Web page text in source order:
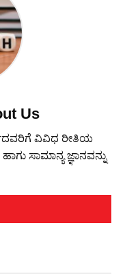
Us
ವಿವಿಧ ರೀತಿಯ
ಸಾಮಾನ್ಯ ಜ್ಞಾನವನ್ನು